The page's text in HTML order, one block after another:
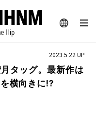
JA
EN
SNAP
フスタイルWEBマガジン
2023.5.22 UP
タッグ。最新作は
横向きに!?